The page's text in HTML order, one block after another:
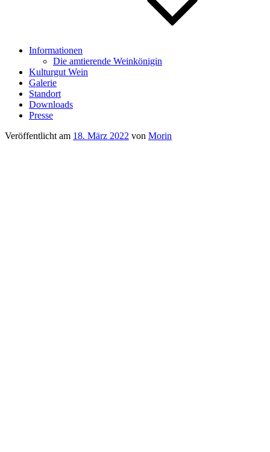
Informationen
Die amtierende Weinkönigin
Kulturgut Wein
Galerie
Standort
Downloads
Presse
Veröffentlicht am 18. März 2022 von Morin